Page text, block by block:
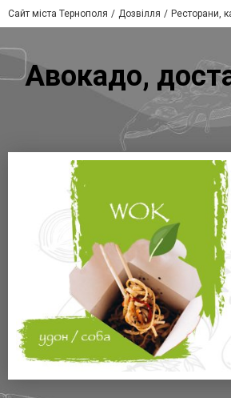
Сайт міста Тернополя Дозвілля Ресторани,
Авокадо,